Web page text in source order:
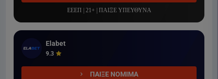
ΕΕΕΠ | 21+ | ΠΑΙΞΕ ΥΠΕΥΘΥΝΑ
Elabet
9.3
ΠΑΙΞΕ ΝΟΜΙΜΑ